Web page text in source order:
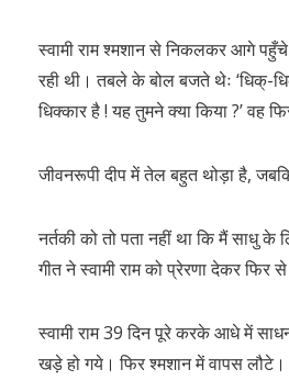
स्वामी राम श्मशान से निकलकर आगे पहुँचे
रही थी। तबले के बोल बजते थेः ‘धिक्-
धिक्कार है ! यह तुमने क्या किया ?’ वह
जीवनरूपी दीप में तेल बहुत थोड़ा है,
नर्तकी को तो पता नहीं था कि मैं साधु
गीत ने स्वामी राम को प्रेरणा देकर फिर
स्वामी राम 39 दिन पूरे करके आधे में
खड़े हो गये। फिर श्मशान में वापस